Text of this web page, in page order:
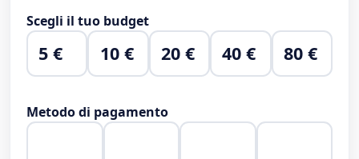
Scegli il tuo budget
5 € 10 € 20 € 40 € 80 €
Metodo di pagamento